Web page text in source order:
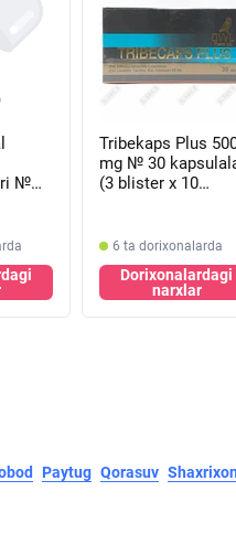
№
Tribekaps Plus
mg № 30
(3 blister х 10
6 ta dorixonalarda
Dorixonalardagi
narxlar
Paytug Qorasuv Shaxrixon